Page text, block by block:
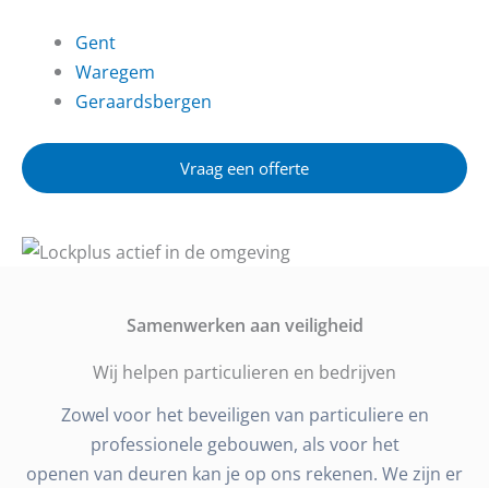
Gent
Waregem
Geraardsbergen
Vraag een offerte
Samenwerken aan veiligheid
Wij helpen particulieren en bedrijven
Zowel voor het beveiligen van particuliere en
professionele gebouwen, als voor het
openen van deuren kan je op ons rekenen. We zijn er